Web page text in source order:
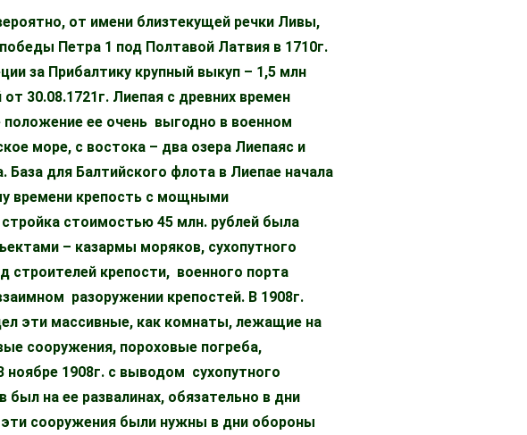
от имени близтекущей речки Ливы,
Петра 1 под Полтавой Латвия в 1710г.
за Прибалтику крупный выкуп – 1,5 млн
30.08.1721г. Лиепая с древних времен
ее очень выгодно в военном
море, с востока – два озера Лиепаяс и
для Балтийского флота в Лиепае начала
времени крепость с мощными
стоимостью 45 млн. рублей была
– казармы моряков, сухопутного
строителей крепости, военного порта
разоружении крепостей. В 1908г.
эти массивные, как комнаты, лежащие на
сооружения, пороховые погреба,
ноябре 1908г. с выводом сухопутного
был на ее развалинах, обязательно в дни
сооружения были нужны в дни обороны